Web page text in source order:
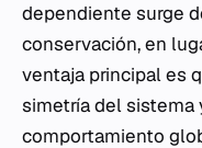
dependiente surge
conservación, en
ventaja principal es
simetría del sistema
comportamiento